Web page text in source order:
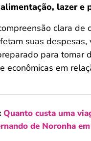
lazer e
clara de
suas despesas,
para tomar
econômicas em
Quanto custa uma
de Noronha